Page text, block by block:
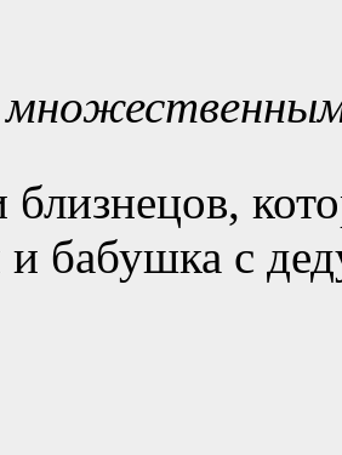
близнецов,
и бабушка с